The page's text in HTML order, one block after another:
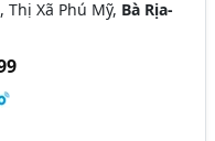
Thị Xã Phú Mỹ, Bà Rịa-